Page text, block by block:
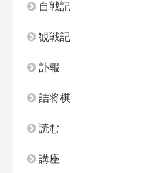
自戦記
観戦記
訃報
詰将棋
読む
講座